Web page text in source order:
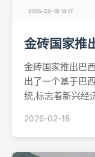
金砖国家推
金砖国家推出巴
出了一个基于巴
统,标志着新兴经
息传输系统,运行
家支付网络将它
2026-02-18